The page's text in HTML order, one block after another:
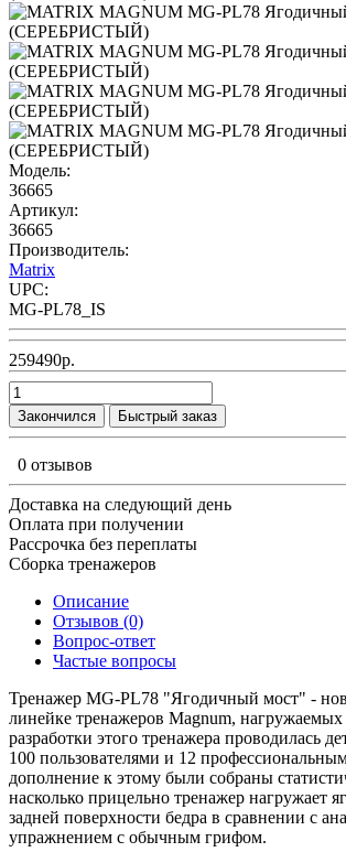
Модель:
36665
Артикул:
36665
Производитель:
Matrix
UPC:
MG-PL78_IS
259490р.
Закончился Быстрый заказ
0 отзывов
Доставка на следующий день
Оплата при получении
Рассрочка без переплаты
Сборка тренажеров
Описание
Отзывов (0)
Вопрос-ответ
Частые вопросы
Тренажер MG-PL78 "Ягодичный мост" -
линейке тренажеров Magnum,
разработки этого тренажера проводилась
100 пользователями и 12
дополнение к этому были собраны
насколько прицельно тренажер
задней поверхности бедра в сравнении с
упражнением с обычным грифом.